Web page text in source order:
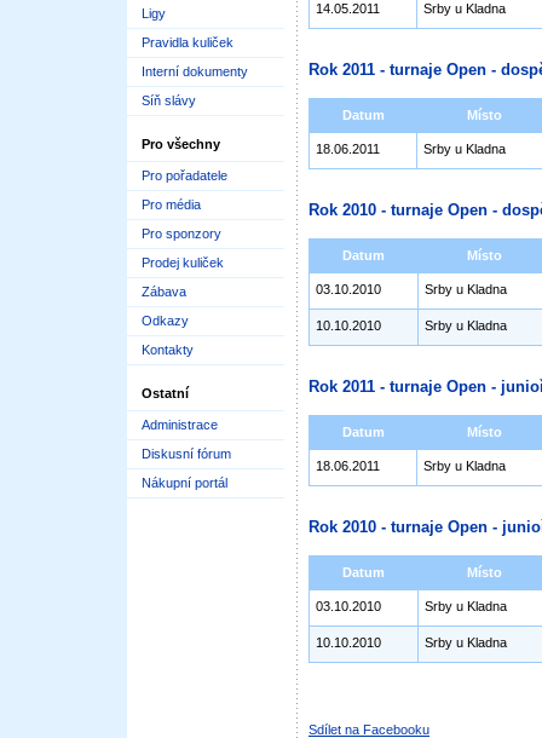
Ligy
Pravidla kuliček
Interní dokumenty
Síň slávy
Pro všechny
Pro pořadatele
Pro média
Pro sponzory
Prodej kuliček
Zábava
Odkazy
Kontakty
Ostatní
Administrace
Diskusní fórum
Nákupní portál
14.05.2011 Srby u Kladna
Rok 2011 - turnaje Open -
Datum Místo
18.06.2011 Srby u Kladna
Rok 2010 - turnaje Open -
Datum Místo
03.10.2010 Srby u Kladna
10.10.2010 Srby u Kladna
Rok 2011 - turnaje Open -
Datum Místo
18.06.2011 Srby u Kladna
Rok 2010 - turnaje Open -
Datum Místo
03.10.2010 Srby u Kladna
10.10.2010 Srby u Kladna
Sdílet na Facebooku